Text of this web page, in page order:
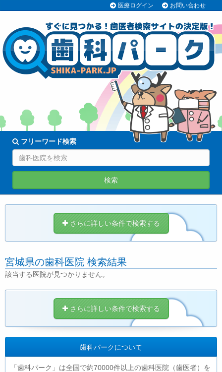
医療ログイン お問い合わせ
70038医院
登録中!
フリーワード検索
検索
さらに詳しい条件で検索する
宮城県の歯科医院 検索結果
該当する医院が見つかりません。
さらに詳しい条件で検索する
歯科パークについて
「歯科パーク」は全国で約70000件以上の歯科医院（歯医者）を